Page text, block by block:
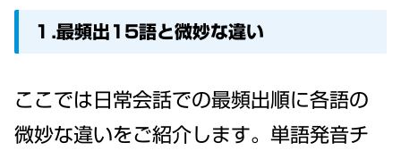
１.最頻出15語と微妙な違い
ここでは日常会話での最頻出順に各語の
微妙な違いをご紹介します。単語発音チ